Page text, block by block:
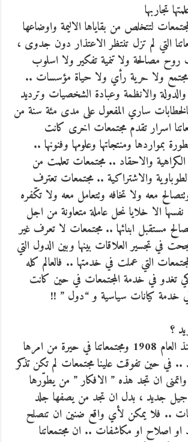
تجاربها
لتتخلص من بقاياها الاليمة واوضاعها
التي لم تزل تنتظر الاعتذار دون جدوى ،
مصالحة ولا تنمية تفكير ولا اسلوب
ولا حرية رأي ولا حياة مؤسسات ..
والانظمة وعبادة الشخصيات وترديد
ساري المفعول على مدى مئة سنة من
اسرار تقدم مجتمعات اخرى كانت
ومنتجاتها وعلومها وفنونها ..
والاحقاد .. مجتمعات تعلمت من
والاشتراكية .. مجتمعات تعترف
معه ولا تخافه وتتعامل معه ولا تكّفره
الا خلايا نحل عاملة متعاونة من اجل
مستقبل ابنائها .. مجتمعات لا تعرف غير
في تجسير العلاقات بينها وبين الدول التي
التي عملت في خدمتها .. فالعالم كله
تغدو في خدمة المجتمعات في حين كانت
في خدمة كيانات سياسية و “دول ” !!
؟
مائة سنة مّرت ومنذ العام 1908 ومجتمعاتنا في حيرة من امرها
.. في حين تفوقت علينا مجتمعات لم تكن تذكر
1908 !! واتمنى ان تجد هذه ” الافكار ” من يطوّرها
جديد ، بدل ان تجد من يصفها جلد
.. فلا يمكن لأي واقع ضنين ان تنصلح
اصلاح او مكاشفات .. ان مجتمعاتنا